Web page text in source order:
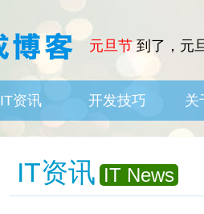
元旦节 到了，元
HOME
IT资讯 IT News
开发技巧 关
IT资讯 IT News